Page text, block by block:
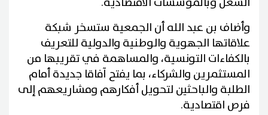
وأضاف بن عبد الله أن الجمعية ستسخر شبكة
علاقاتها الجهوية والوطنية والدولية للتعريف
بالكفاءات التونسية، والمساهمة في تقريبها من
المستثمرين والشركاء، بما يفتح آفاقا جديدة أمام
الطلبة والباحثين لتحويل أفكارهم ومشاريعهم إلى
فرص اقتصادية.